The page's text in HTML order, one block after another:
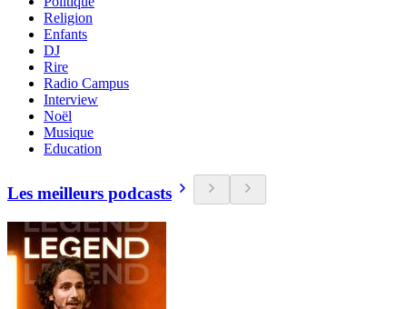
Religion
Enfants
DJ
Rire
Radio Campus
Interview
Noël
Musique
Education
Les meilleurs podcasts